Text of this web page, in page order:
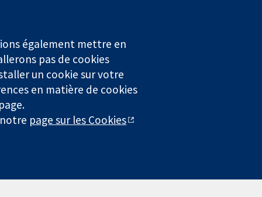
Service de presse
Qui sommes-nous
Offres d'emploi
Cochrane Library
enregistrée en Angleterre et au Pays de Galles. Numéro de
également mettre en
pas de cookies
un cookie sur votre
en matière de cookies
page sur les Cookies